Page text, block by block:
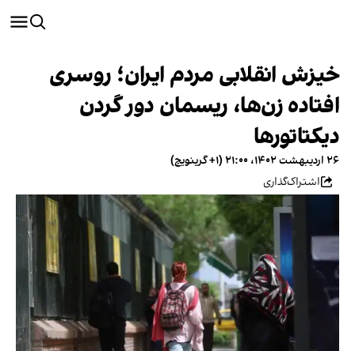
خیزش انقلابی مردم ایران؛ روسری
افتاده زن‌ها، ریسمان دور گردن
دیکتاتورها
۲۶ اردیبهشت ۱۴۰۲، ۲۱:۰۰ (‎+۱ گرینویچ)
اشتراک‌گذاری